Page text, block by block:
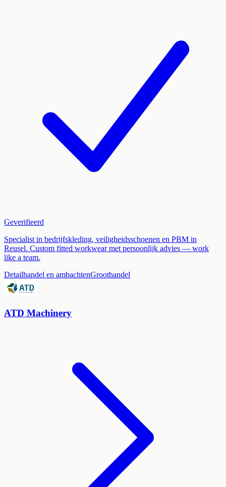
Geverifieerd
Specialist in bedrijfskleding, veiligheidsschoenen en PBM in
Reusel. Custom fitted workwear met persoonlijk advies — work
like a team.
Detailhandel en ambachtenGroothandel
ATD Machinery